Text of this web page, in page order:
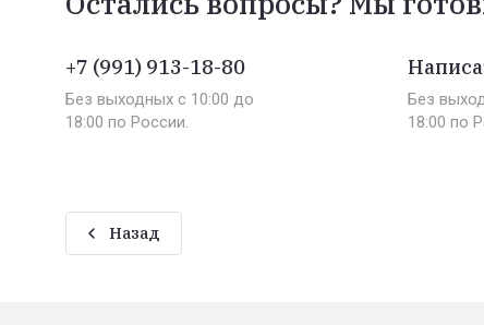
+7 (991) 913-18-80
Без выходных c 10:00 до
18:00 по России.
Без
18:00 по
Назад